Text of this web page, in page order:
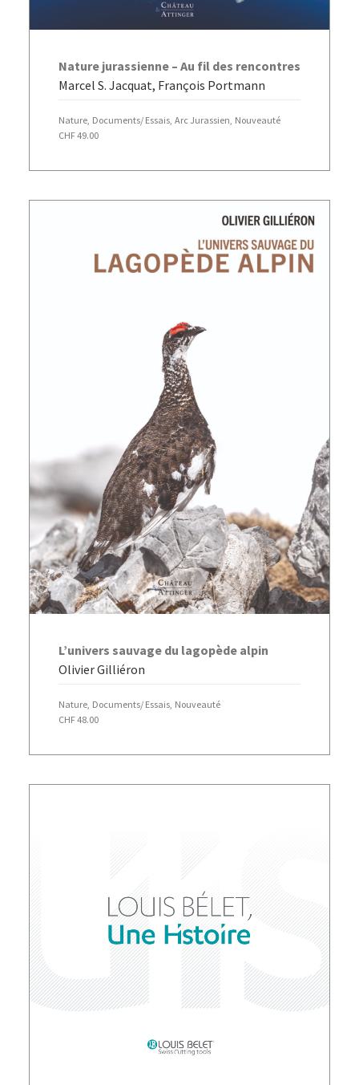
Nature jurassienne – Au fil des rencontres
Marcel S. Jacquat, François Portmann
Nature, Documents/ Essais, Arc Jurassien, Nouveauté
CHF49.00
L’univers sauvage du lagopède alpin
Olivier Gilliéron
Nature, Documents/ Essais, Nouveauté
CHF48.00